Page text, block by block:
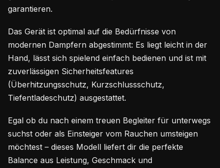
garantieren.
Das Gerät ist optimal auf die Bedürfnisse von
modernen Dampfern abgestimmt: Es liegt leicht in der
Hand, lässt sich spielend einfach bedienen und ist mit
zuverlässigen Sicherheitsfeatures
(Überhitzungsschutz, Kurzschlussschutz,
Tiefentladeschutz) ausgestattet.
Egal ob du nach einem treuen Begleiter für unterwegs
suchst oder als Einsteiger vom Rauchen umsteigen
möchtest – dieses Modell liefert dir die perfekte
Balance aus Leistung, Geschmack und